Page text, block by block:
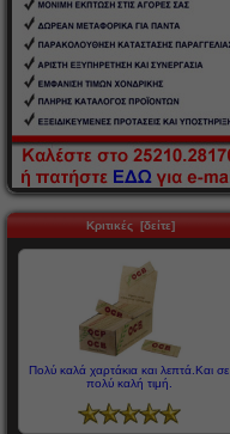
Κριτικές [δείτε]
Πολύ καλά χαρτάκια και λεπτά.Και σε
πολύ καλή τιμή.